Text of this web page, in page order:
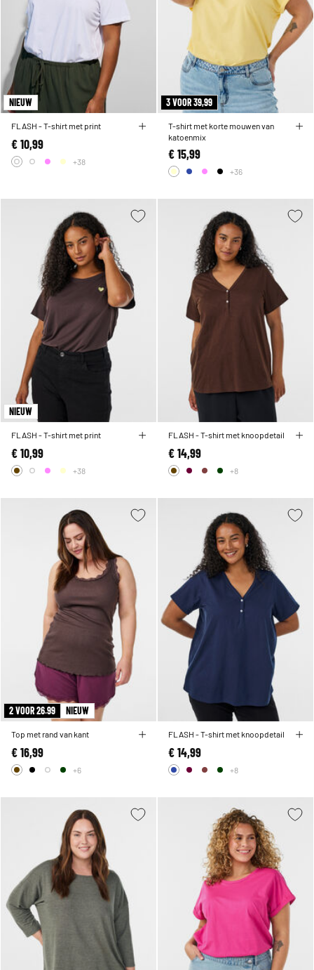
NIEUW
FLASH - T-shirt met print
€ 10,99
+38
3 VOOR 39,99
T-shirt met korte mouwen van
katoenmix
€ 15,99
+36
NIEUW
FLASH - T-shirt met print
€ 10,99
+38
FLASH - T-shirt met knoopdetail
€ 14,99
+8
2 VOOR 26.99 NIEUW
Top met rand van kant
€ 16,99
+6
FLASH - T-shirt met knoopdetail
€ 14,99
+8